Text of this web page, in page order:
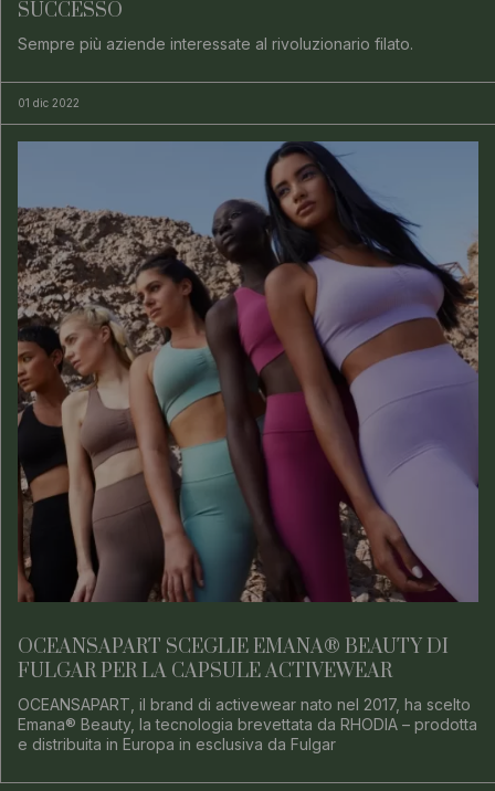
SUCCESSO
Sempre più aziende interessate al rivoluzionario filato.
01 dic 2022
OCEANSAPART SCEGLIE EMANA® BEAUTY DI
FULGAR PER LA CAPSULE ACTIVEWEAR
OCEANSAPART, il brand di activewear nato nel 2017, ha scelto
Emana® Beauty, la tecnologia brevettata da RHODIA – prodotta
e distribuita in Europa in esclusiva da Fulgar